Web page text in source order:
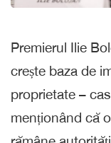
Premierul Ilie
crește baza de
proprietate –
menționând că